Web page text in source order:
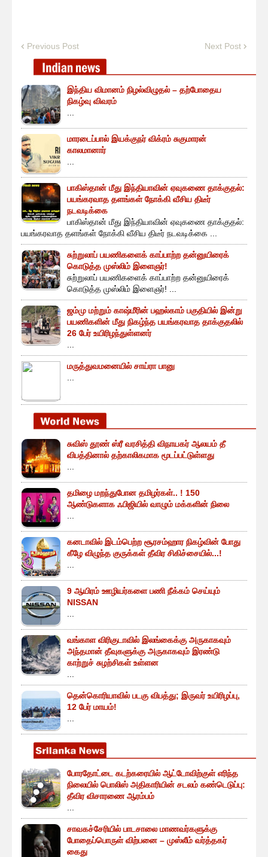
Previous Post Next Post
இந்திய விமானம் நிழல்விழுதல் – தற்போதைய
நிகழ்வு விவரம்
மாரடைப்பால் இயக்குநர் விக்ரம் சுகுமாரன்
காலமானார்
பாகிஸ்தான் மீது இந்தியாவின் ஏவுகணை தாக்குதல்:
பயங்கரவாத தளங்கள் நோக்கி வீசிய திடீர்
நடவடிக்கை
பாகிஸ்தான் மீது இந்தியாவின் ஏவுகணை தாக்குதல்:
பயங்கரவாத தளங்கள் நோக்கி வீசிய திடீர் நடவடிக்கை ...
சுற்றுலாப் பயணிகளைக் காப்பாற்ற தன்னுயிரைக்
கொடுத்த முஸ்லிம் இளைஞர்!
சுற்றுலாப் பயணிகளைக் காப்பாற்ற தன்னுயிரைக்
கொடுத்த முஸ்லிம் இளைஞர்! ...
ஜம்மு மற்றும் காஷ்மீரின் பஹல்காம் பகுதியில் இன்று
பயணிகளின் மீது நிகழ்ந்த பயங்கரவாத தாக்குதலில்
26 பேர் உயிரிழந்துள்ளனர்
மருத்துவமனையில் சாய்ரா பானு
சுவிஸ் தூண் ஸ்ரீ வரசித்தி விநாயகர் ஆலயம் தீ
விபத்தினால் தற்காலிகமாக மூடப்பட்டுள்ளது
தமிழை மறந்துபோன தமிழர்கள்.. ! 150
ஆண்டுகளாக ஃபிஜியில் வாழும் மக்களின் நிலை
கனடாவில் இடம்பெற்ற சூரசம்ஹார நிகழ்வின் போது
கீழே விழுந்த குருக்கள் தீவிர சிகிச்சையில்...!
9 ஆயிரம் ஊழியர்களை பணி நீக்கம் செய்யும்
NISSAN
வங்காள விரிகுடாவில் இலங்கைக்கு அருகாகவும்
அந்தமான் தீவுகளுக்கு அருகாகவும் இரண்டு
காற்றுச் சுழற்சிகள் உள்ளன
தென்கொரியாவில் படகு விபத்து; இருவர் உயிரிழப்பு,
12 பேர் மாயம்!
போரதோட்டை கடற்கரையில் ஆட்டோவிற்குள் எரிந்த
நிலையில் பொலிஸ் அதிகாரியின் சடலம் கண்டெடுப்பு:
தீவிர விசாரணை ஆரம்பம்
சாவகச்சேரியில் பாடசாலை மாணவர்களுக்கு
போதைப்பொருள் விற்பனை – முஸ்லீம் வர்த்தகர்
கைது